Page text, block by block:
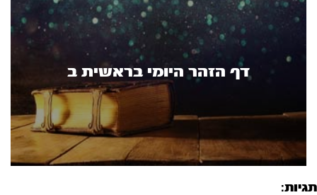
דף הזהר היומי בראשית ב
תגיות: